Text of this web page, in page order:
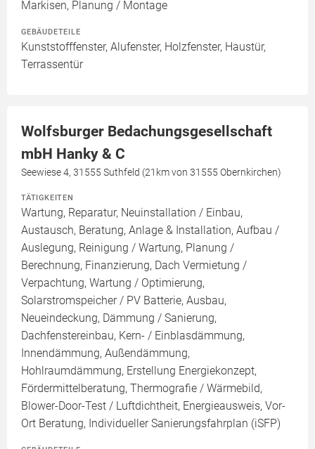
Markisen, Planung / Montage
GEBÄUDETEILE
Kunststofffenster, Alufenster, Holzfenster, Haustür,
Terrassentür
Wolfsburger Bedachungsgesellschaft
mbH Hanky & C
Seewiese 4, 31555 Suthfeld (21km von 31555 Obernkirchen)
TÄTIGKEITEN
Wartung, Reparatur, Neuinstallation / Einbau,
Austausch, Beratung, Anlage & Installation, Aufbau /
Auslegung, Reinigung / Wartung, Planung /
Berechnung, Finanzierung, Dach Vermietung /
Verpachtung, Wartung / Optimierung,
Solarstromspeicher / PV Batterie, Ausbau,
Neueindeckung, Dämmung / Sanierung,
Dachfenstereinbau, Kern- / Einblasdämmung,
Innendämmung, Außendämmung,
Hohlraumdämmung, Erstellung Energiekonzept,
Fördermittelberatung, Thermografie / Wärmebild,
Blower-Door-Test / Luftdichtheit, Energieausweis, Vor-
Ort Beratung, Individueller Sanierungsfahrplan (iSFP)